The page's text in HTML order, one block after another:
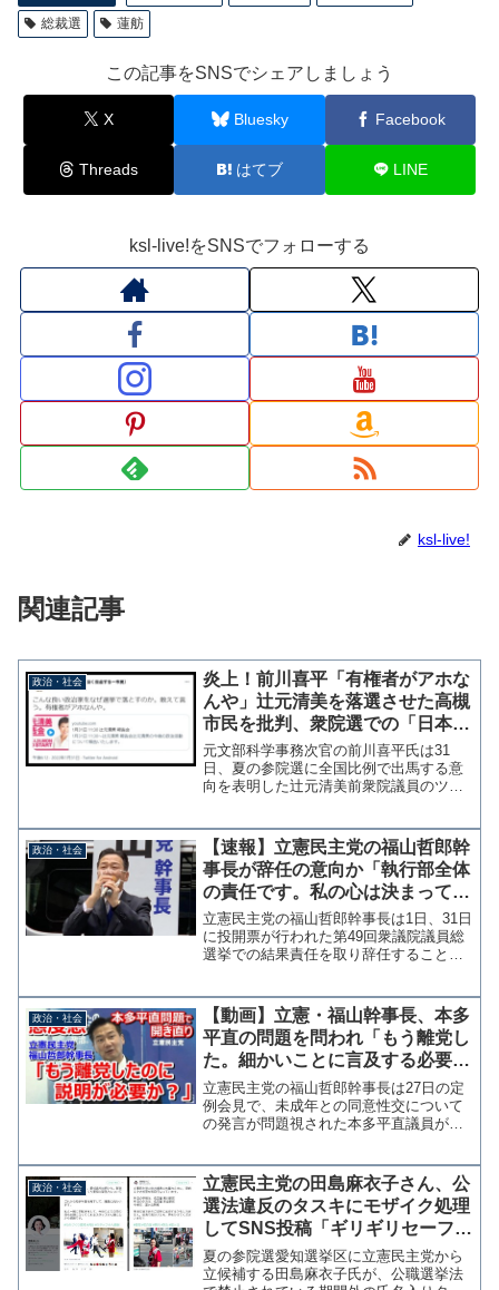
総裁選
蓮舫
この記事をSNSでシェアしましょう
X Bluesky Facebook
Threads はてブ LINE
ksl-live!をSNSでフォローする
ksl-live!
関連記事
政治・社会
炎上！前川喜平「有権者がアホな
んや」辻元清美を落選させた高槻
市民を批判、衆院選での「日本の
有権者は愚か」発言の反省なし
元文部科学事務次官の前川喜平氏は31
日、夏の参院選に全国比例で出馬する意
向を表明した辻元清美前衆院議員のツイ
がアホなんや。」と、大阪10区の選挙区
民を批判する投稿を行っ...
政治・社会
【速報】立憲民主党の福山哲郎幹
事長が辞任の意向か「執行部全体
の責任です。私の心は決まってい
ます」
立憲民主党の福山哲郎幹事長は1日、31日
に投開票が行われた第49回衆議院議員総
選挙での結果責任を取り辞任することを
援を賜った皆様に心から感謝申し上げま
す。96議席の獲得...
政治・社会
【動画】立憲・福山幹事長、本多
平直の問題を問われ「もう離党し
た。細かいことに言及する必要あ
る？説明が必要でしょうか？」
立憲民主党の福山哲郎幹事長は27日の定
例会見で、未成年との同意性交について
の発言が問題視された本多平直議員が離
が、本多氏が6月7日に厳重注意された
際、本多氏は記者会見での...
政治・社会
立憲民主党の田島麻衣子さん、公
選法違反のタスキにモザイク処理
してSNS投稿「ギリギリセーフ」
とでも？
夏の参院選愛知選挙区に立憲民主党から
立候補する田島麻衣子氏が、公職選挙法